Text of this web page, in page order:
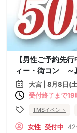
【男性ご予約先
ィー・街コン ～
大宮 | 8月8日(
受付終了まで19
TMSイベント
女性 受付中 42